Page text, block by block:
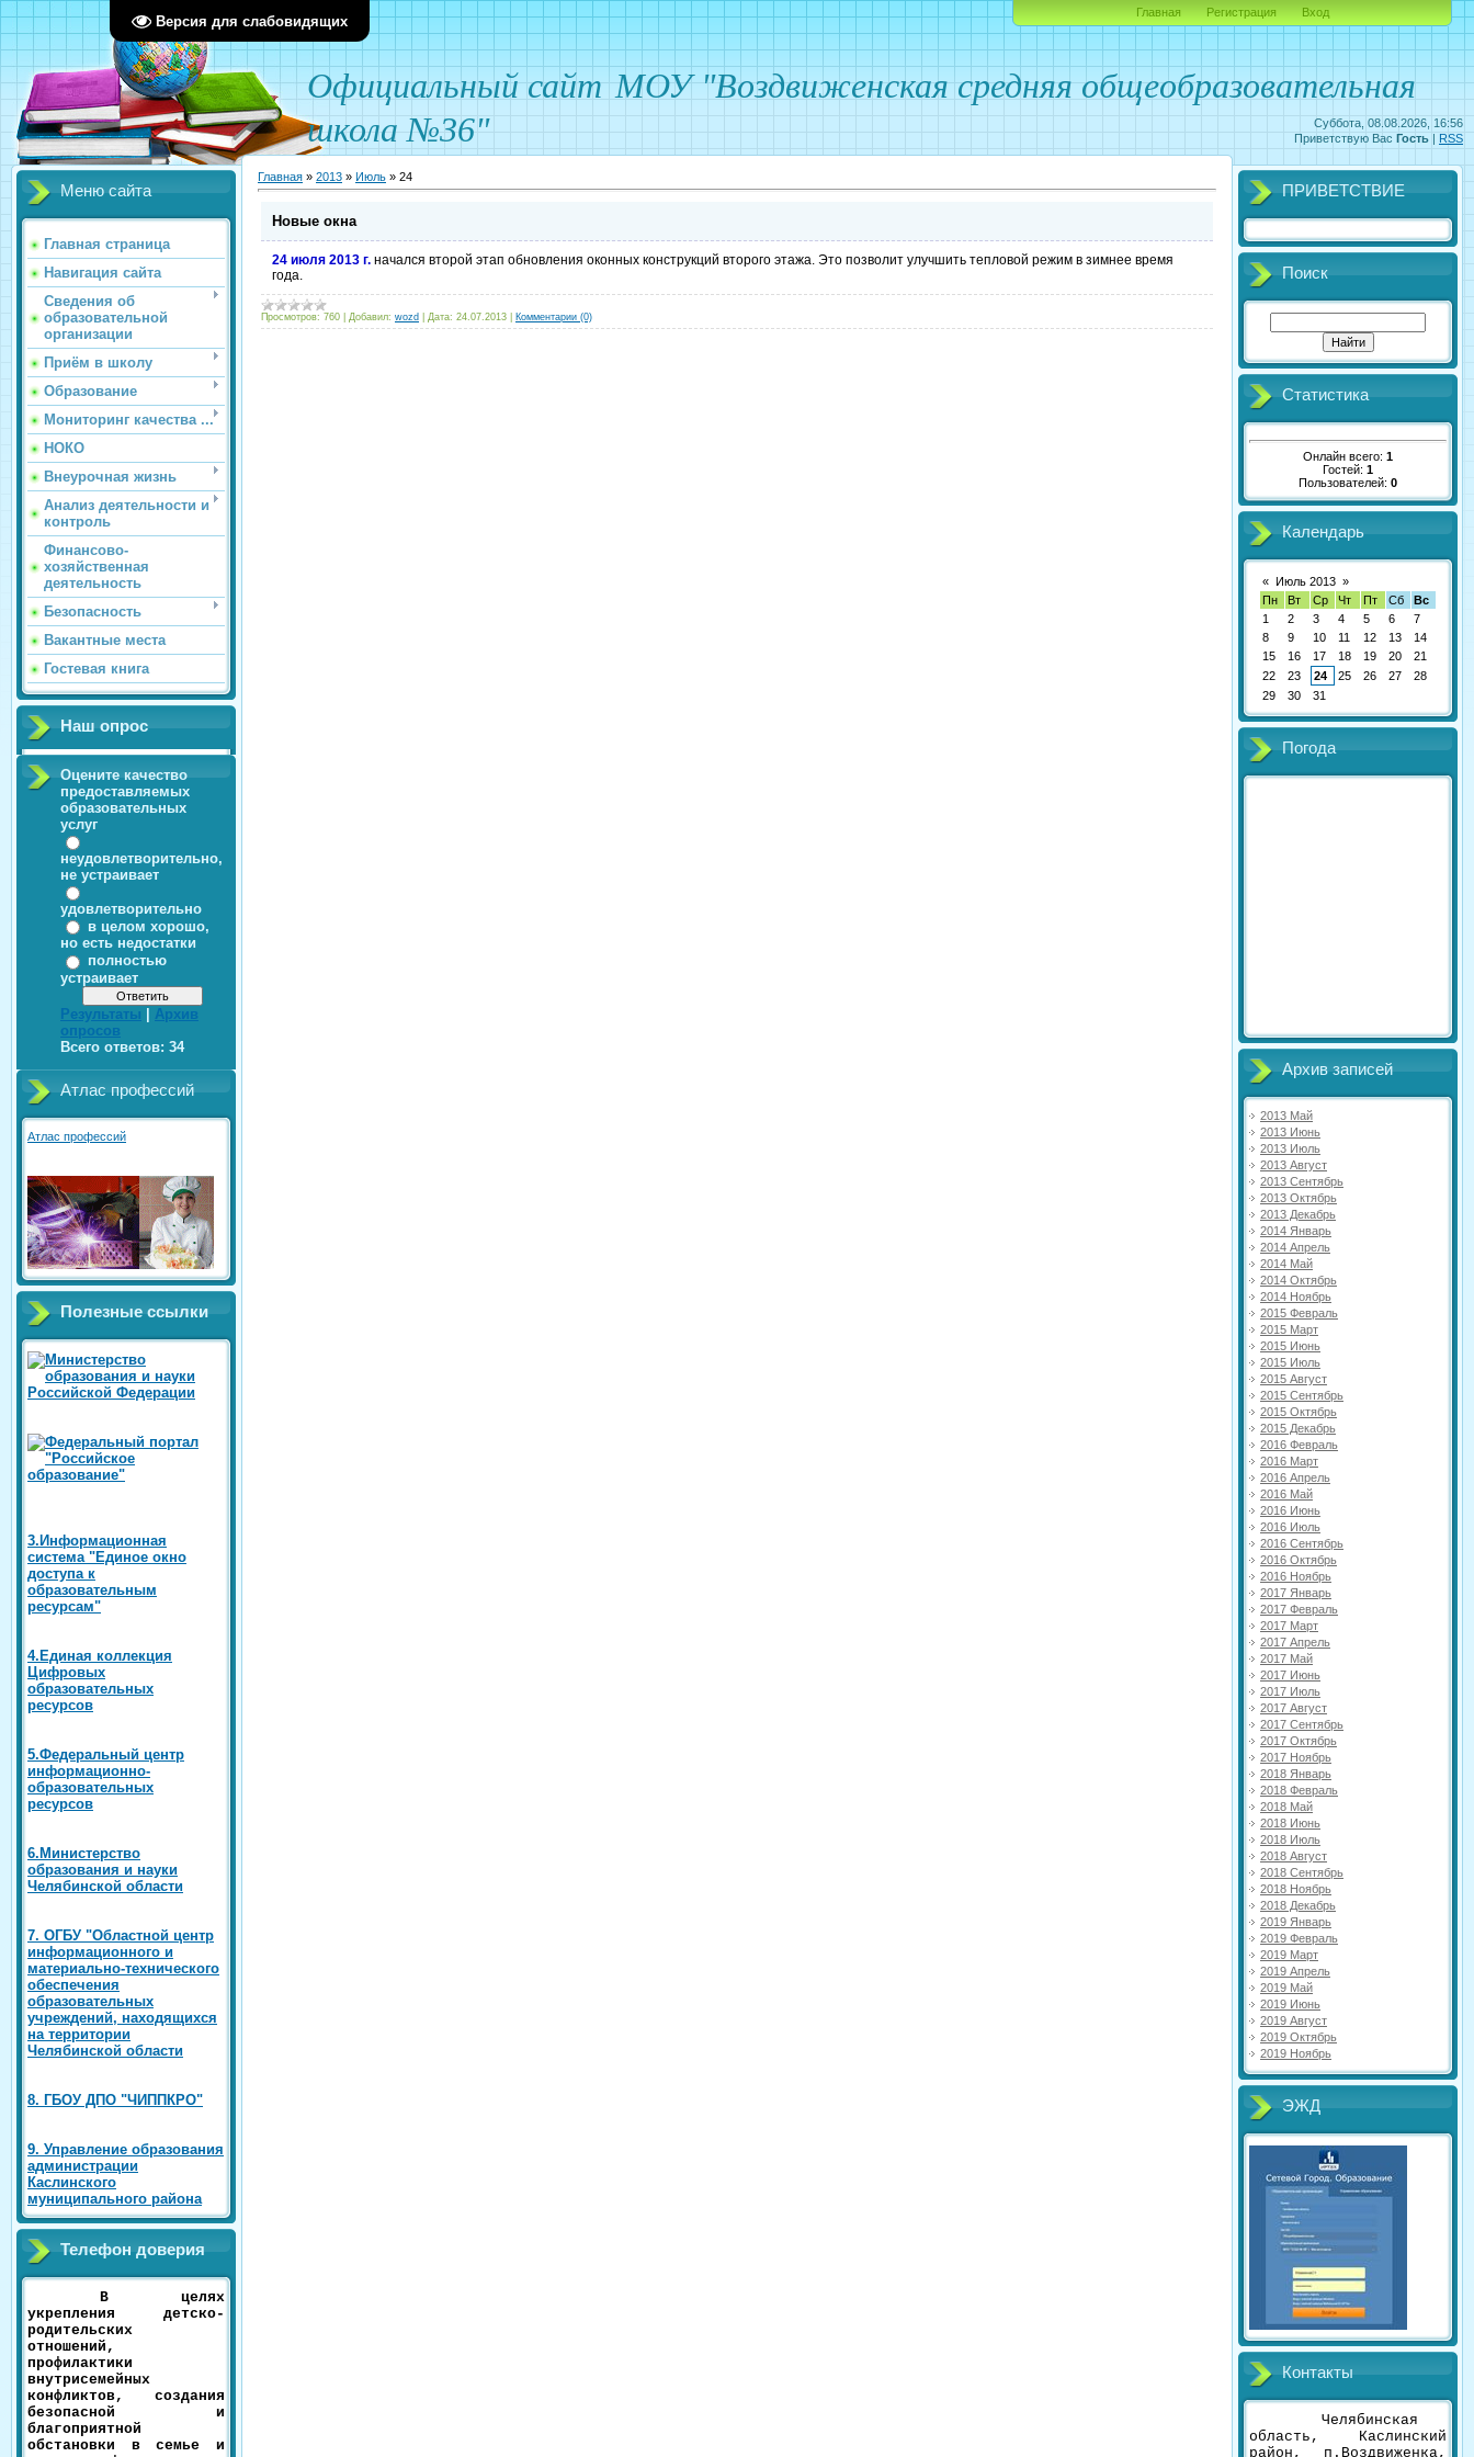
Версия для слабовидящих
Суббота, 08.08.2026, 16:56
Приветствую Вас Гость | RSS
Официальный сайт МОУ "Воздвиженская средняя общеобразовательная
школа №36"
Главная Регистрация Вход
Меню сайта
Главная страница
Навигация сайта
Сведения об
образовательной
организации
Приём в школу
Образование
Мониторинг качества ...
НОКО
Внеурочная жизнь
Анализ деятельности и
контроль
Финансово-
хозяйственная
деятельность
Безопасность
Вакантные места
Гостевая книга
Наш опрос
Оцените качество
предоставляемых
образовательных
услуг
неудовлетворительно,
не устраивает
удовлетворительно
в целом хорошо,
но есть недостатки
полностью
устраивает
Результаты
Архив
опросов
Всего ответов: 34
Атлас профессий
Атлас профессий
Полезные ссылки
3.Информационная
система "Единое окно
доступа к
образовательным
ресурсам"
4.Единая коллекция
Цифровых
образовательных
ресурсов
5.Федеральный центр
информационно-
образовательных
ресурсов
6.Министерство
образования и науки
Челябинской области
7. ОГБУ "Областной центр
информационного и
материально-технического
обеспечения
образовательных
учреждений, находящихся
на территории
Челябинской области
8. ГБОУ ДПО "ЧИППКРО"
9. Управление образования
администрации
Каслинского
муниципального района
Телефон доверия
В целях
укрепления детско-
родительских
отношений,
профилактики
внутрисемейных
конфликтов, создания
безопасной и
благоприятной
обстановки в семье и
Главная » 2013 » Июль » 24
Новые окна
24 июля 2013 г. начался второй этап обновления оконных конструкций второго этажа. Это позволит улучшить тепловой режим в зимнее время
года.
Просмотров: 760 Добавил: wozd Дата: 24.07.2013 Комментарии (0)
ПРИВЕТСТВИЕ
Поиск
Статистика
Онлайн всего: 1
Гостей: 1
Пользователей: 0
Календарь
« Июль 2013 »
Пн
Вт Ср Чт Пт Сб
Вс
1
2 3 4 5 6
7
8
9 10 11 12 13
14
15
16 17 18 19 20
21
22
23 24 25 26 27
28
29
30 31
Погода
Архив записей
2013 Май
2013 Июнь
2013 Июль
2013 Август
2013 Сентябрь
2013 Октябрь
2013 Декабрь
2014 Январь
2014 Апрель
2014 Май
2014 Октябрь
2014 Ноябрь
2015 Февраль
2015 Март
2015 Июнь
2015 Июль
2015 Август
2015 Сентябрь
2015 Октябрь
2015 Декабрь
2016 Февраль
2016 Март
2016 Апрель
2016 Май
2016 Июнь
2016 Июль
2016 Сентябрь
2016 Октябрь
2016 Ноябрь
2017 Январь
2017 Февраль
2017 Март
2017 Апрель
2017 Май
2017 Июнь
2017 Июль
2017 Август
2017 Сентябрь
2017 Октябрь
2017 Ноябрь
2018 Январь
2018 Февраль
2018 Май
2018 Июнь
2018 Июль
2018 Август
2018 Сентябрь
2018 Ноябрь
2018 Декабрь
2019 Январь
2019 Февраль
2019 Март
2019 Апрель
2019 Май
2019 Июнь
2019 Август
2019 Октябрь
2019 Ноябрь
ЭЖД
Контакты
Челябинская
область, Каслинский
район, п.Воздвиженка,